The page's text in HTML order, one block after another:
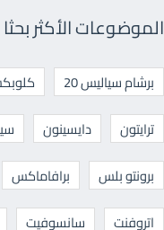
الموضوعات الأكثر بحثا
برشام سياليس 20
ترايتون
دايسينون
برونتو بلس
برافاماكس
اتروفنت
سانسوفيت